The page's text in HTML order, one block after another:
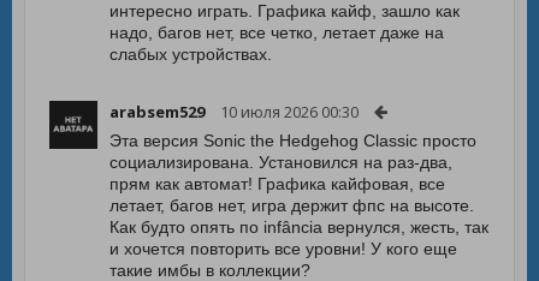
интересно играть. Графика кайф, зашло как
надо, багов нет, все четко, летает даже на
слабых устройствах.
arabsem529 10 июля 2026 00:30
Эта версия Sonic the Hedgehog Classic просто
социализирована. Установился на раз-два,
прям как автомат! Графика кайфовая, все
летает, багов нет, игра держит фпс на высоте.
Как будто опять по infância вернулся, жесть, так
и хочется повторить все уровни! У кого еще
такие имбы в коллекции?